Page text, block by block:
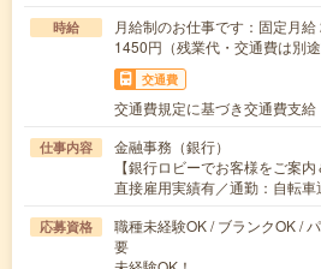
時給
月給制のお仕事です：固定月
1450円（残業代・交通費は別途
交通費
交通費規定に基づき交通費支給
仕事内容
金融事務（銀行）
【銀行ロビーでお客様をご案
直接雇用実績有／通勤：自転
応募資格
職種未経験OK / ブランクOK /
要